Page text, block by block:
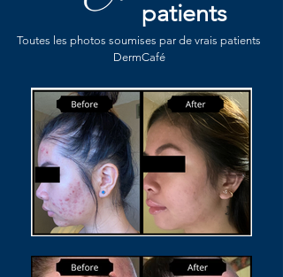
patients
Toutes les photos soumises par de vrais patients
DermCafé